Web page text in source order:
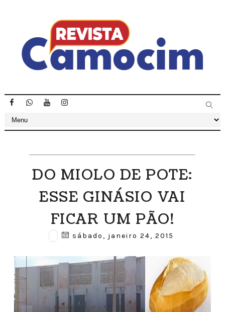
DO MIOLO DE POTE:
ESSE GINÁSIO VAI
FICAR UM PÃO!
sábado, janeiro 24, 2015